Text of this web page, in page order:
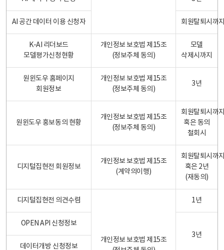
AI 공간 데이터 이용 신청자 회원탈퇴시까
K-AI 리더보드
모델평가신청현황
개인정보 보호법 제15조
(정보주체 동의)
모델
삭제시까지
원윈도우 홈페이지
회원정보
개인정보 보호법 제15조
(정보주체 동의)
3년
원윈도우 홍보동의 현황
개인정보 보호법 제15조
(정보주체 동의)
회원탈퇴시까
혹은 동의
철회시
디지털집현전 회원정보
개인정보 보호법 제15조
(계약의이행)
회원탈퇴시까
혹은 2년
(재동의)
디지털집현전 의견수렴
개인정보 보호법 제15조
1년
OPEN API 신청정보
3년
데이터개방 신청정보